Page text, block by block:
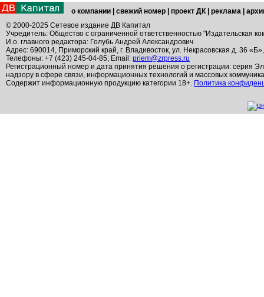
о компании свежий номер проект ДК реклама
© 2000-2025 Сетевое издание ДВ Капитал
Учредитель: Общество с ограниченной ответственностью "Издательская
И.о. главного редактора: Голубь Андрей Александрович
Адрес: 690014, Приморский край, г. Владивосток, ул. Некрасовская д. 36
Телефоны: +7 (423) 245-04-85; Email: priem@zrpress.ru
Регистрационный номер и дата принятия решения о регистрации: серия
надзору в сфере связи, информационных технологий и массовых
Содержит информационную продукцию категории 18+. Политика